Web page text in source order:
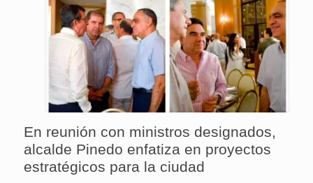
En reunión con ministros designados,
alcalde Pinedo enfatiza en proyectos
estratégicos para la ciudad